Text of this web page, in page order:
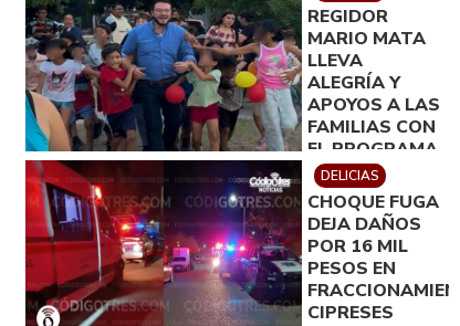
REGIDOR
MARIO MATA
LLEVA
ALEGRÍA Y
APOYOS A LAS
FAMILIAS CON
EL PROGRAMA
´REGIDOR EN
TU COLONIA´
DELICIAS
CHOQUE FUGA
DEJA DAÑOS
POR 16 MIL
PESOS EN
CIPRESES